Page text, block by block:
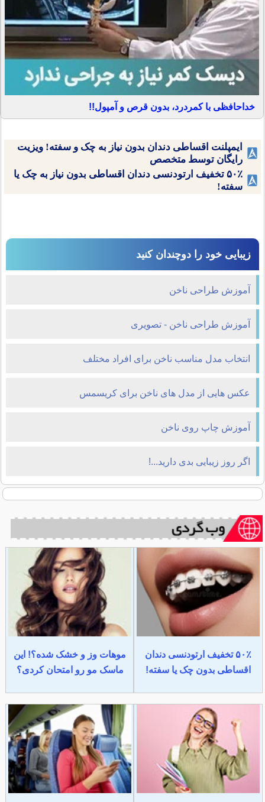
خداحافظی با کمردرد، بدون قرص و آمپول!!
ایمپلنت اقساطی دندان بدون نیاز به چک و سفته! ویزیت
رایگان توسط متخصص
۵۰٪ تخفیف ارتودنسی دندان اقساطی بدون نیاز به چک یا
سفته!
زیبایی خود را دوچندان کنید
آموزش طراحی ناخن
آموزش طراحی ناخن - تصویری
انتخاب مدل مناسب ناخن برای افراد مختلف
عکس هایی از مدل های ناخن برای کریسمس
آموزش چاپ روی ناخن
اگر روز زیبایی بدی دارید...!
۵۰٪ تخفیف ارتودنسی دندان
اقساطی بدون چک یا سفته!
موهات وز و خشک شده؟! این
ماسک مو رو امتحان کردی؟